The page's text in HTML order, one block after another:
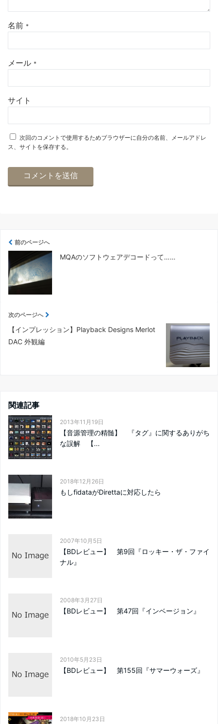
名前 *
メール *
サイト
次回のコメントで使用するためブラウザーに自分の名前、メールアドレ
ス、サイトを保存する。
前のページへ
MQAのソフトウェアデコードって……
次のページへ
【インプレッション】Playback Designs Merlot
DAC 外観編
関連記事
2013年11月19日
【音源管理の精髄】 『タグ』に関するありがち
な誤解 【...
2018年12月26日
もしfidataがDirettaに対応したら
2007年10月5日
【BDレビュー】 第9回『ロッキー・ザ・ファイ
ナル』
2008年3月27日
【BDレビュー】 第47回『インベージョン』
2010年5月23日
【BDレビュー】 第155回『サマーウォーズ』
2018年10月23日